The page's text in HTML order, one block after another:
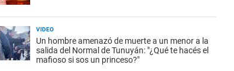
VIDEO
Un hombre amenazó de muerte a un menor a la
salida del Normal de Tunuyán: "¿Qué te hacés el
mafioso si sos un princeso?"